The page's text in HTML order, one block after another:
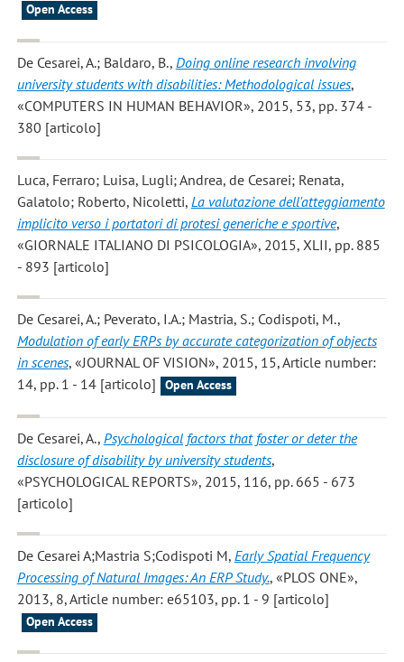
Open Access
De Cesarei, A.; Baldaro, B., Doing online research involving
university students with disabilities: Methodological issues,
«COMPUTERS IN HUMAN BEHAVIOR», 2015, 53, pp. 374 -
380 [articolo]
Luca, Ferraro; Luisa, Lugli; Andrea, de Cesarei; Renata,
Galatolo; Roberto, Nicoletti, La valutazione dell'atteggiamento
implicito verso i portatori di protesi generiche e sportive,
«GIORNALE ITALIANO DI PSICOLOGIA», 2015, XLII, pp. 885
- 893 [articolo]
De Cesarei, A.; Peverato, I.A.; Mastria, S.; Codispoti, M.,
Modulation of early ERPs by accurate categorization of objects
in scenes, «JOURNAL OF VISION», 2015, 15, Article number:
14, pp. 1 - 14 [articolo]
Open Access
De Cesarei, A., Psychological factors that foster or deter the
disclosure of disability by university students,
«PSYCHOLOGICAL REPORTS», 2015, 116, pp. 665 - 673
[articolo]
De Cesarei A;Mastria S;Codispoti M, Early Spatial Frequency
Processing of Natural Images: An ERP Study., «PLOS ONE»,
2013, 8, Article number: e65103, pp. 1 - 9 [articolo]
Open Access